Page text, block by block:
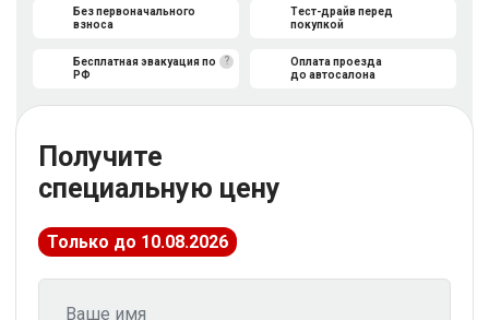
Без первоначального
взноса
Тест-драйв перед
покупкой
?
Бесплатная эвакуация по
РФ
Оплата проезда
до автосалона
Получите
специальную цену
Только до 10.08.2026